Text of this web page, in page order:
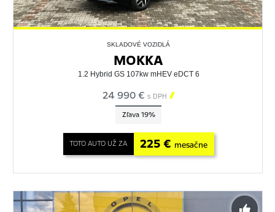
SKLADOVÉ VOZIDLÁ
MOKKA
1.2 Hybrid GS 107kw mHEV eDCT 6
24 990 € s DPH 
Zľava 19%
TOTO AUTO UŽ ZA 225 € mesačne